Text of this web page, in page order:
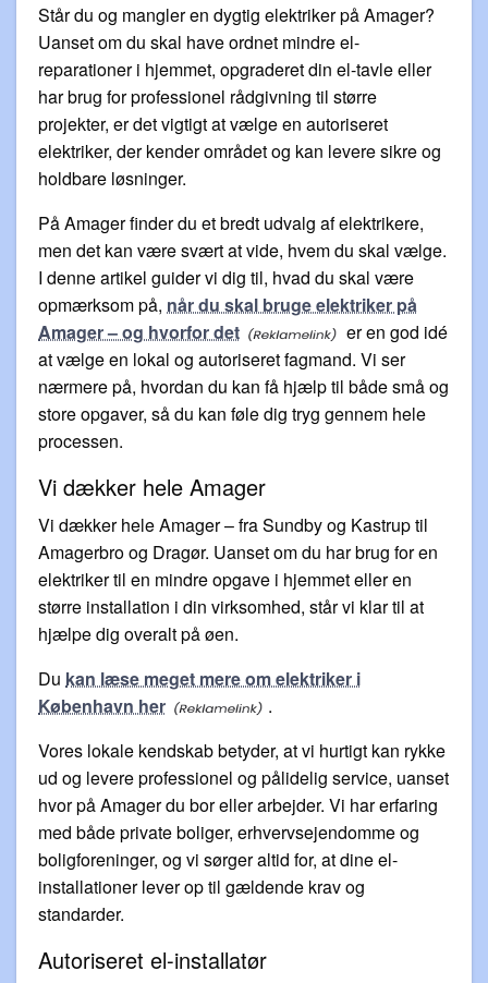
Står du og mangler en dygtig elektriker på Amager?
Uanset om du skal have ordnet mindre el-
reparationer i hjemmet, opgraderet din el-tavle eller
har brug for professionel rådgivning til større
projekter, er det vigtigt at vælge en autoriseret
elektriker, der kender området og kan levere sikre og
holdbare løsninger.
På Amager finder du et bredt udvalg af elektrikere,
men det kan være svært at vide, hvem du skal vælge.
I denne artikel guider vi dig til, hvad du skal være
opmærksom på, når du skal bruge elektriker på
Amager – og hvorfor det
er en god idé
at vælge en lokal og autoriseret fagmand. Vi ser
nærmere på, hvordan du kan få hjælp til både små og
store opgaver, så du kan føle dig tryg gennem hele
processen.
Vi dækker hele Amager
Vi dækker hele Amager – fra Sundby og Kastrup til
Amagerbro og Dragør. Uanset om du har brug for en
elektriker til en mindre opgave i hjemmet eller en
større installation i din virksomhed, står vi klar til at
hjælpe dig overalt på øen.
Du kan læse meget mere om elektriker i
København her
.
Vores lokale kendskab betyder, at vi hurtigt kan rykke
ud og levere professionel og pålidelig service, uanset
hvor på Amager du bor eller arbejder. Vi har erfaring
med både private boliger, erhvervsejendomme og
boligforeninger, og vi sørger altid for, at dine el-
installationer lever op til gældende krav og
standarder.
Autoriseret el-installatør